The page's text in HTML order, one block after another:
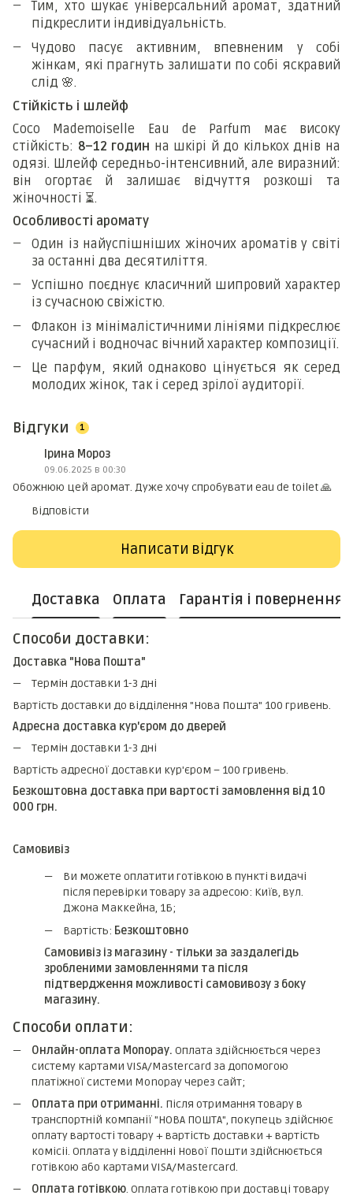
Тим, хто шукає універсальний аромат, здатний
підкреслити індивідуальність.
Чудово пасує активним, впевненим у собі
жінкам, які прагнуть залишати по собі яскравий
слід 🌸.
Стійкість і шлейф
Coco Mademoiselle Eau de Parfum має високу
стійкість: 8–12 годин на шкірі й до кількох днів на
одязі. Шлейф середньо-інтенсивний, але виразний:
він огортає й залишає відчуття розкоші та
жіночності ⏳.
Особливості аромату
Один із найуспішніших жіночих ароматів у світі
за останні два десятиліття.
Успішно поєднує класичний шипровий характер
із сучасною свіжістю.
Флакон із мінімалістичними лініями підкреслює
сучасний і водночас вічний характер композиції.
Це парфум, який однаково цінується як серед
молодих жінок, так і серед зрілої аудиторії.
Відгуки 1
Ірина Мороз
09.06.2025 в 00:30
Обожнюю цей аромат. Дуже хочу спробувати eau de toilet 🙏
Відповісти
Написати відгук
Доставка Оплата Гарантія і повернення
Способи доставки:
Доставка "Нова Пошта"
Термін доставки 1-3 дні
Вартість доставки до відділення "Нова Пошта" 100 гривень.
Адресна доставка кур'єром до дверей
Термін доставки 1-3 дні
Вартість адресної доставки кур'єром – 100 гривень.
Безкоштовна доставка при вартості замовлення від 10
000 грн.
Самовивіз
Ви можете оплатити готівкою в пункті видачі
після перевірки товару за адресою: Київ, вул.
Джона Маккейна, 1Б;
Вартість: Безкоштовно
Самовивіз із магазину - тільки за заздалегідь
зробленими замовленнями та після
підтвердження можливості самовивозу з боку
магазину.
Способи оплати:
Онлайн-оплата Monopay. Оплата здійснюється через
систему картами VISA/Mastercard за допомогою
платіжної системи Monopay через сайт;
Оплата при отриманні. Після отримання товару в
транспортній компанії "НОВА ПОШТА", покупець здійснює
оплату вартості товару + вартість доставки + вартість
комicii. Оплата у відділенні Нової Пошти здійснюється
готівкою або картами VISA/Mastercard.
Оплата готівкою. Оплата готівкою при доставці товару